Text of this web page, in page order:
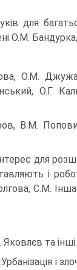
для
О.М.
О.М.
О.Г.
В.М.
для
і
С.М.
та інші.
і